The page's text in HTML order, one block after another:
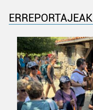
ERREPORTAJEAK